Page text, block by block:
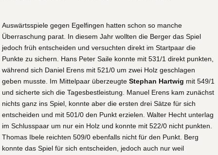
Auswärtsspiele gegen Egelfingen hatten schon so manche
Überraschung parat. In diesem Jahr wollten die Berger das Spiel
jedoch früh entscheiden und versuchten direkt im Startpaar die
Punkte zu sichern. Hans Peter Saile konnte mit 531/1 direkt punkten,
während sich Daniel Erens mit 521/0 um zwei Holz geschlagen
geben musste. Im Mittelpaar überzeugteStephan Hartwig mit 549/1
und sicherte sich die Tagesbestleistung. Manuel Erens kam zunächst
nichts ganz ins Spiel, konnte aber die ersten drei Sätze für sich
entscheiden und mit 501/0 den Punkt erzielen. Walter Hecht unterlag
im Schlusspaar um nur ein Holz und konnte mit 522/0 nicht punkten.
Thomas Ibele reichten 509/0 ebenfalls nicht für den Punkt. Berg
konnte das Spiel für sich entscheiden, jedoch auch nur weil